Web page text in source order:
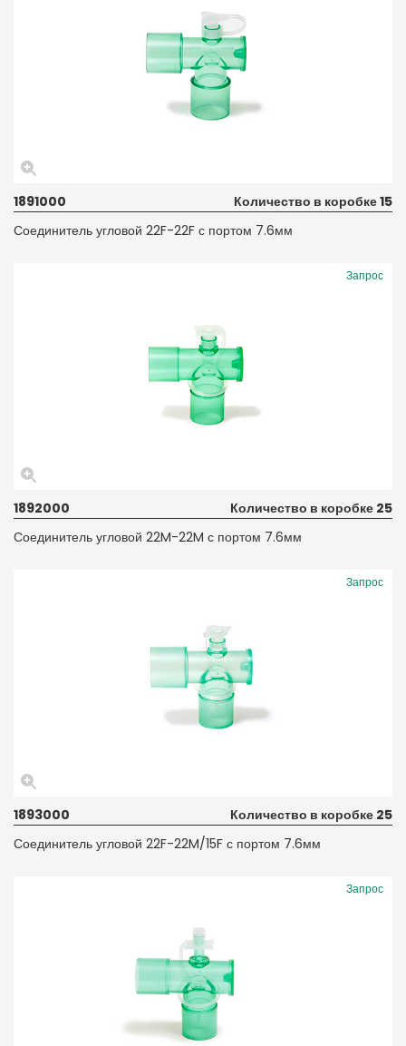
1891000
Количество в коробке 15
Соединитель угловой 22F-22F с портом 7.6мм
Запрос
1892000
Количество в коробке 25
Соединитель угловой 22M-22M с портом 7.6мм
Запрос
1893000
Количество в коробке 25
Соединитель угловой 22F-22M/15F с портом 7.6мм
Запрос